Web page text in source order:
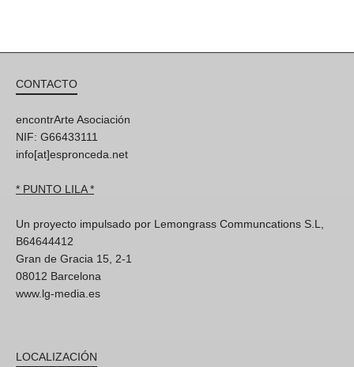
CONTACTO
encontrArte Asociación
NIF: G66433111
info[at]espronceda.net
* PUNTO LILA *
Un proyecto impulsado por Lemongrass Communcations S.L,
B64644412
Gran de Gracia 15, 2-1
08012 Barcelona
www.lg-media.es
LOCALIZACIÓN